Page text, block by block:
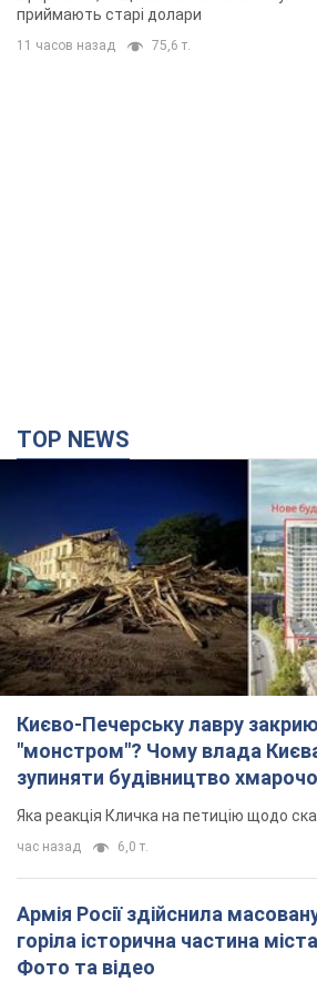
приймають старі долари
11 часов назад 75,6 т.
TOP NEWS
Києво-Печерську лавру
"монстром"? Чому влада
зупиняти будівництво
"московського вірянина"
Яка реакція Кличка на петицію щодо
час назад 6,0 т.
Армія Росії здійснила
горіла історична частина
Фото та відео